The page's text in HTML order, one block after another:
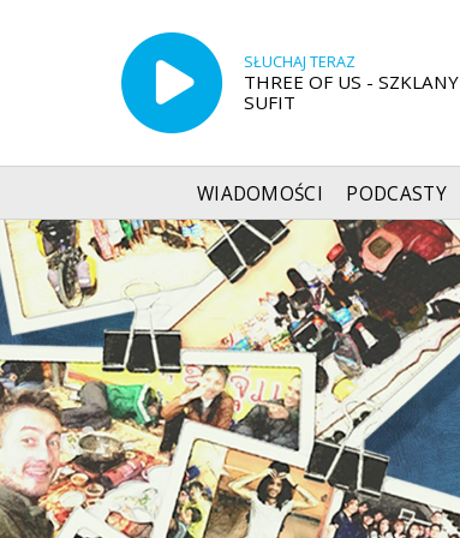
SŁUCHAJ TERAZ
THREE OF US - SZKLANY
SUFIT
WIADOMOŚCI PODCASTY